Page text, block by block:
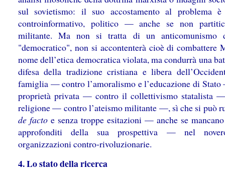
sul sovietismo: il suo accostamento al problema
controinformativo, politico — anche se non
militante. Ma non si tratta di un anticomunismo
"democratico", non si accontenterà cioè di combattere
nome dell’etica democratica violata, ma condurrà una
difesa della tradizione cristiana e libera
famiglia — contro l’amoralismo e l’educazione di
proprietà privata — contro il collettivismo statalista
religione — contro l’ateismo militante —, sì che si può
de facto e senza troppe esitazioni — anche se
approfonditi della sua prospettiva — nel
organizzazioni contro-rivoluzionarie.
4. Lo stato della ricerca